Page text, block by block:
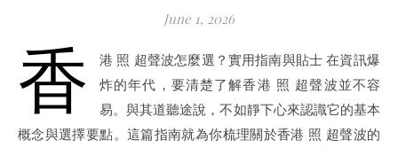
June 1, 2026
香
港 照 超聲波怎麼選？實用指南與貼士 在資訊爆
炸的年代，要清楚了解香港 照 超聲波並不容
易。與其道聽途說，不如靜下心來認識它的基本
概念與選擇要點。這篇指南就為你梳理關於香港 照 超聲波的